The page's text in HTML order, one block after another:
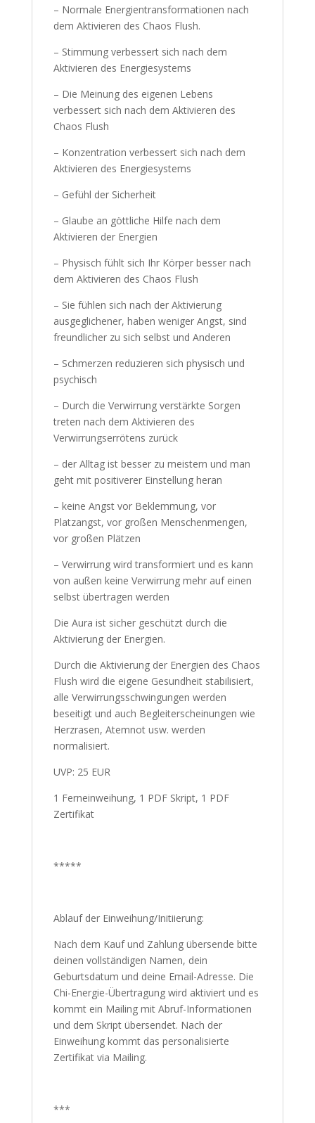
– Normale Energientransformationen nach
dem Aktivieren des Chaos Flush.
– Stimmung verbessert sich nach dem
Aktivieren des Energiesystems
– Die Meinung des eigenen Lebens
verbessert sich nach dem Aktivieren des
Chaos Flush
– Konzentration verbessert sich nach dem
Aktivieren des Energiesystems
– Gefühl der Sicherheit
– Glaube an göttliche Hilfe nach dem
Aktivieren der Energien
– Physisch fühlt sich Ihr Körper besser nach
dem Aktivieren des Chaos Flush
– Sie fühlen sich nach der Aktivierung
ausgeglichener, haben weniger Angst, sind
freundlicher zu sich selbst und Anderen
– Schmerzen reduzieren sich physisch und
psychisch
– Durch die Verwirrung verstärkte Sorgen
treten nach dem Aktivieren des
Verwirrungserrötens zurück
– der Alltag ist besser zu meistern und man
geht mit positiverer Einstellung heran
– keine Angst vor Beklemmung, vor
Platzangst, vor großen Menschenmengen,
vor großen Plätzen
– Verwirrung wird transformiert und es kann
von außen keine Verwirrung mehr auf einen
selbst übertragen werden
Die Aura ist sicher geschützt durch die
Aktivierung der Energien.
Durch die Aktivierung der Energien des Chaos
Flush wird die eigene Gesundheit stabilisiert,
alle Verwirrungsschwingungen werden
beseitigt und auch Begleiterscheinungen wie
Herzrasen, Atemnot usw. werden
normalisiert.
UVP: 25 EUR
1 Ferneinweihung, 1 PDF Skript, 1 PDF
Zertifikat
*****
Ablauf der Einweihung/Initiierung:
Nach dem Kauf und Zahlung übersende bitte
deinen vollständigen Namen, dein
Geburtsdatum und deine Email-Adresse. Die
Chi-Energie-Übertragung wird aktiviert und es
kommt ein Mailing mit Abruf-Informationen
und dem Skript übersendet. Nach der
Einweihung kommt das personalisierte
Zertifikat via Mailing.
***